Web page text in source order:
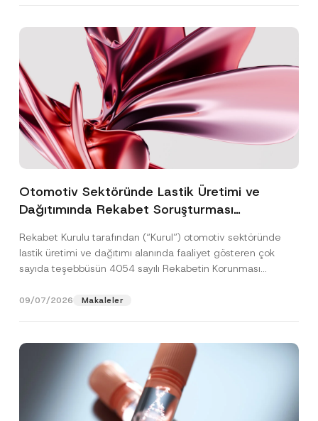
Otomotiv Sektöründe Lastik Üretimi ve
Dağıtımında Rekabet Soruşturması
Cezasına Hükmedilmiştir
Rekabet Kurulu tarafından (“Kurul”) otomotiv sektöründe
lastik üretimi ve dağıtımı alanında faaliyet gösteren çok
sayıda teşebbüsün 4054 sayılı Rekabetin Korunması
09/07/2026 Makaleler